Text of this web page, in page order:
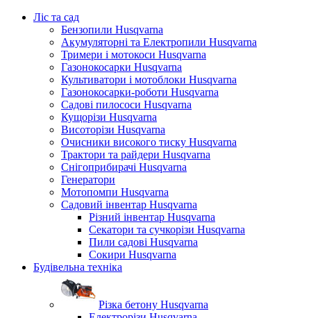
Ліс та сад
Бензопили Husqvarna
Акумуляторні та Електропили Husqvarna
Тримери і мотокоси Husqvarna
Газонокосарки Husqvarna
Культиватори і мотоблоки Husqvarna
Газонокосарки-роботи Husqvarna
Садові пилососи Husqvarna
Кущорізи Husqvarna
Висоторізи Husqvarna
Очисники високого тиску Husqvarna
Трактори та райдери Husqvarna
Снігоприбирачі Husqvarna
Генератори
Мотопомпи Husqvarna
Садовий інвентар Husqvarna
Різний інвентар Husqvarna
Секатори та сучкорізи Husqvarna
Пили садові Husqvarna
Сокири Husqvarna
Будівельна техніка
Різка бетону Husqvarna